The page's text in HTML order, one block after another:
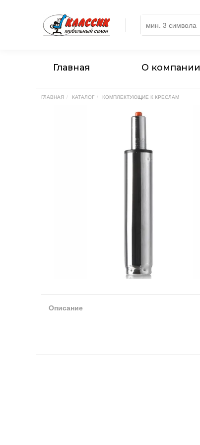
Главная О компании
ГЛАВНАЯ КАТАЛОГ КОМПЛЕКТУЮЩИЕ К КРЕСЛАМ
Описание